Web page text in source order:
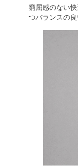
窮屈感のない
つバランスの